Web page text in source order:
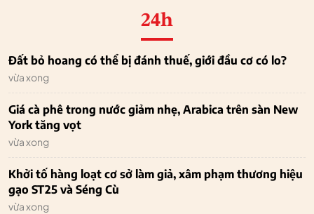
24h
Đất bỏ hoang có thể bị đánh thuế, giới đầu cơ có lo?
vừa xong
Giá cà phê trong nước giảm nhẹ, Arabica trên sàn New
York tăng vọt
vừa xong
Khởi tố hàng loạt cơ sở làm giả, xâm phạm thương hiệu
gạo ST25 và Séng Cù
vừa xong